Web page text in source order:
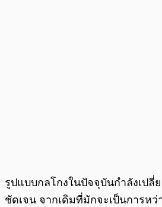
รูปแบบกลโกงในปัจจุบันกำลังเปลี่
ชัดเจน จากเดิมที่มักจะเป็นการห